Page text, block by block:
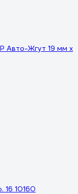
Авто-Жгут 19 мм х
16 10160